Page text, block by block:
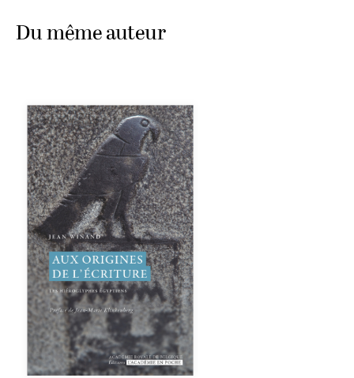
Du même auteur